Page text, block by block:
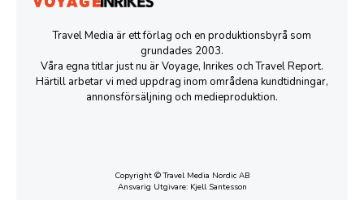
Travel Media är ett förlag och en produktionsbyrå som
grundades 2003.
Våra egna titlar just nu är Voyage, Inrikes och Travel Report.
Härtill arbetar vi med uppdrag inom områdena kundtidningar,
annonsförsäljning och medieproduktion.
Copyright © Travel Media Nordic AB
Ansvarig Utgivare: Kjell Santesson